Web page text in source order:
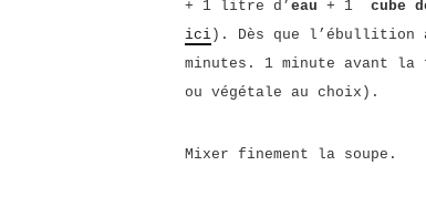
+ 1 litre d’ eau + 1 cube
ici ). Dès que
minutes. 1 minute avant
ou végétale au choix).
Mixer finement la soupe.